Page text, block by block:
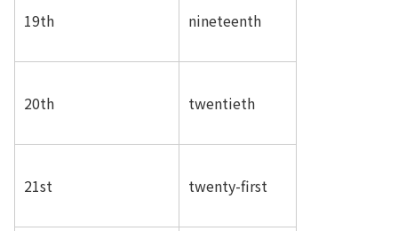
19th nineteenth
20th twentieth
21st twenty-first